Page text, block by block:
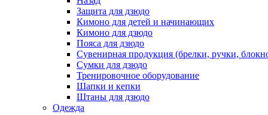
Защита для дзюдо
Кимоно для детей и начинающих
Кимоно для дзюдо
Пояса для дзюдо
Сувенирная продукция (брелки, ручки,
Сумки для дзюдо
Тренировочное оборудование
Шапки и кепки
Штаны для дзюдо
Одежда